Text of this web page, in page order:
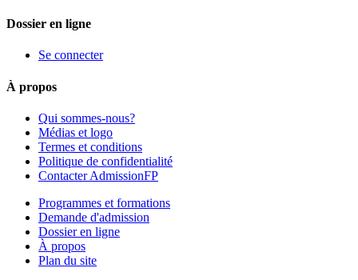
Dossier en ligne
Se connecter
À propos
Qui sommes-nous?
Médias et logo
Termes et conditions
Politique de confidentialité
Contacter AdmissionFP
Programmes et formations
Demande d'admission
Dossier en ligne
À propos
Plan du site